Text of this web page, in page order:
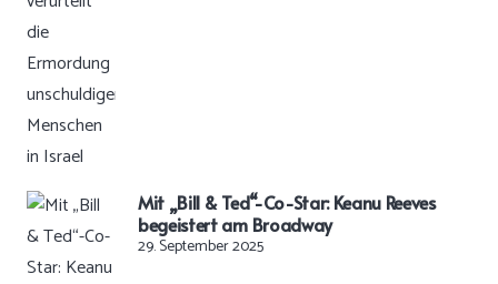
Mit „Bill & Ted“-Co-Star: Keanu Reeves
begeistert am Broadway
29. September 2025